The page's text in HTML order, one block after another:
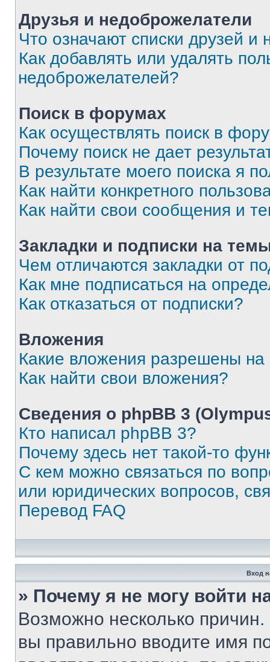
Друзья и недоброжелатели
Что означают списки друзей и
Как добавлять или удалять
недоброжелателей?
Поиск в форумах
Как осуществлять поиск в
Почему поиск не дает
В результате моего поиска я
Как найти конкретного
Как найти свои сообщения и
Закладки и подписки на
Чем отличаются закладки от
Как мне подписаться на
Как отказаться от подписки?
Вложения
Какие вложения разрешены
Как найти свои вложения?
Сведения о phpBB 3
Кто написал phpBB 3?
Почему здесь нет такой-то
С кем можно связаться по
или юридических вопросов,
Перевод FAQ
Вход
» Почему я не могу войти
Возможно несколько
вы правильно вводите имя